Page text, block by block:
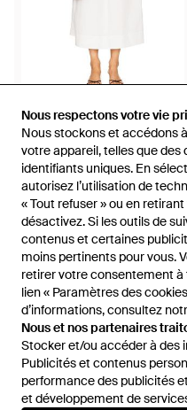
Nous respectons votre vie
Nous stockons et accédons
votre appareil, telles que des
identifiants uniques. En
autorisez l’utilisation de
« Tout refuser » ou en
désactivez. Si les outils de
contenus et certaines
moins pertinents pour vous.
retirer votre consentement
lien « Paramètres des
d’informations, consultez
Nous et nos partenaires
Stocker et/ou accéder à des
Publicités et contenus
performance des publicités
et développement de
Nous respectons votre vie
Nous stockons et accédons
votre appareil, telles que des
identifiants uniques. En
autorisez l’utilisation de
« Tout refuser » ou en
désactivez. Si les outils de
contenus et certaines
moins pertinents pour vous.
retirer votre consentement
lien « Paramètres des
d’informations, consultez
Nous et nos partenaires
Stocker et/ou accéder à des
Publicités et contenus
performance des publicités
et développement de
186 €
Rails
JUPE MIDI ALESSA en White -
Blanc
De REVOLVE
ÉPUISÉ